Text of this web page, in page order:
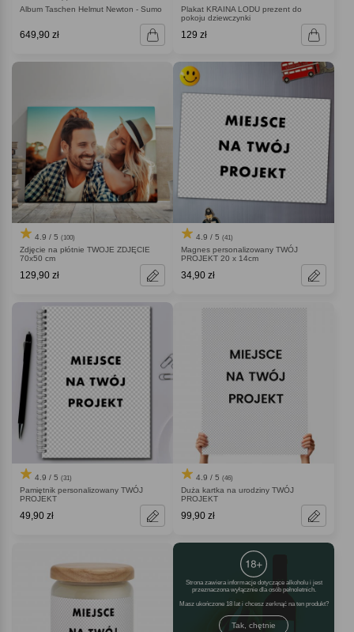
Album Taschen Helmut Newton - Sumo
649,90 zł
Plakat KRAINA LODU prezent do
pokoju dziewczynki
129 zł
4.9 / 5 (100)
Zdjęcie na płótnie TWOJE ZDJĘCIE
70x50 cm
129,90 zł
4.9 / 5 (41)
Magnes personalizowany TWÓJ
PROJEKT 20 x 14cm
34,90 zł
4.9 / 5 (31)
Pamiętnik personalizowany TWÓJ
PROJEKT
49,90 zł
4.9 / 5 (46)
Duża kartka na urodziny TWÓJ
PROJEKT
99,90 zł
Strona zawiera informacje dotyczące alkoholu i jest
przeznaczona wyłącznie dla osób pełnoletnich.
Masz ukończone 18 lat i chcesz zerknąć na ten produkt
Tak, chętnie